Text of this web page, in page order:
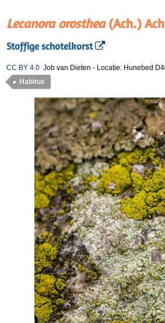
Lecanora orosthea(Ach.)
Stoffige schotelkorst
CC BY 4.0 Job van Dieten - Locatie: Hunebed
Habitus